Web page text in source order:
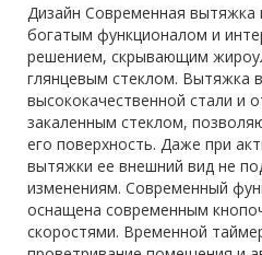
Дизайн Современная вытяжка
богатым функционалом и
решением, скрывающим
глянцевым стеклом. Вытяжка
высококачественной стали и
закаленным стеклом,
его поверхность. Даже при
вытяжки ее внешний вид не
изменениям. Современный
оснащена современным
скоростями. Временной